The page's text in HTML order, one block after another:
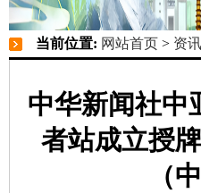
当前位置: 网站首页 > 资
中华新闻社中
者站成立授
（